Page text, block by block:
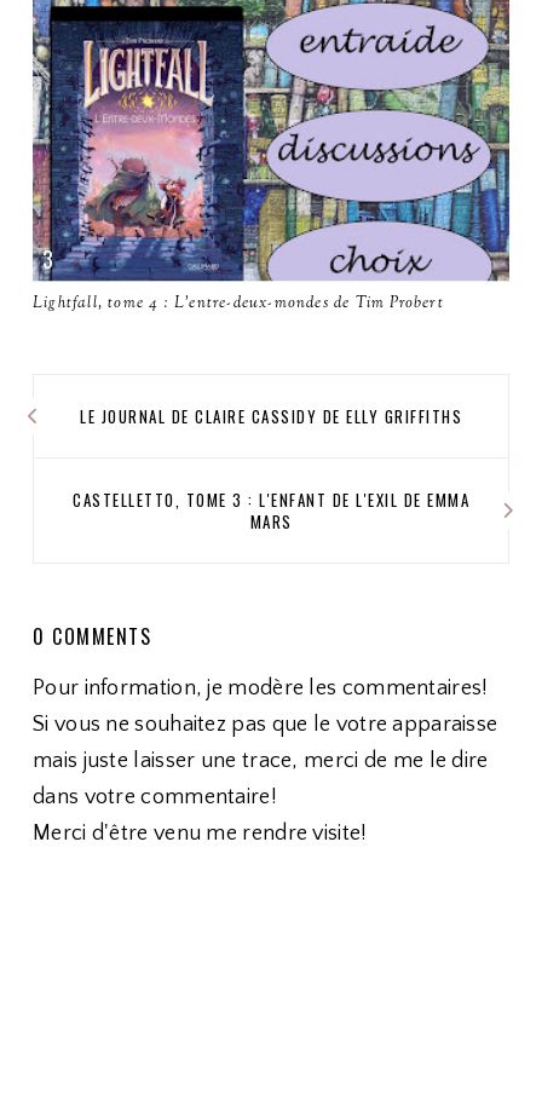
Lightfall, tome 4 : L'entre-deux-mondes de Tim Probert
LE JOURNAL DE CLAIRE CASSIDY DE ELLY GRIFFITHS
CASTELLETTO, TOME 3 : L'ENFANT DE L'EXIL DE EMMA
MARS
0 COMMENTS
Pour information, je modère les commentaires!
Si vous ne souhaitez pas que le votre apparaisse
mais juste laisser une trace, merci de me le dire
dans votre commentaire!
Merci d'être venu me rendre visite!